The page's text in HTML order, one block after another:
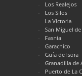
Los Realejos
Los Silos
La Victoria
San Miguel
Fasnia
Garachico
Guía de Isora
Granadilla de
Puerto de La